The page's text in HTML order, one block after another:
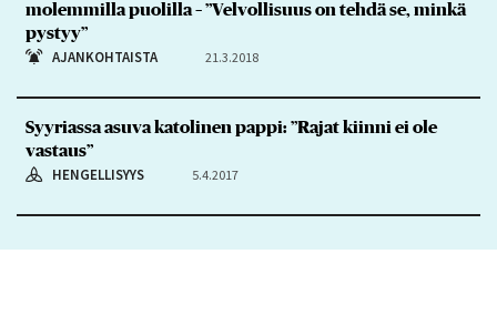
molemmilla puolilla – ”Velvollisuus on tehdä se, minkä
pystyy”
AJANKOHTAISTA 21.3.2018
Syyriassa asuva katolinen pappi: ”Rajat kiinni ei ole
vastaus”
HENGELLISYYS 5.4.2017